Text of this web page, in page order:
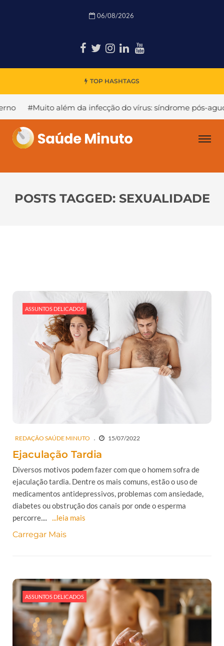
06/08/2026
TOP HASHTAGS
além da infecção do vírus: síndrome pós-aguda da
POSTS TAGGED: SEXUALIDADE
ASSUNTOS DELICADOS
REDAÇÃO SAÚDE MINUTO 15/07/2022
Ejaculação Tardia
Diversos motivos podem fazer com que o homem sofra de
ejaculação tardia. Dentre os mais comuns, estão o uso de
medicamentos antidepressivos, problemas com ansiedade,
diabetes ou obstrução dos canais por onde o esperma
percorre.... ...leia mais
Carregar Mais
ASSUNTOS DELICADOS